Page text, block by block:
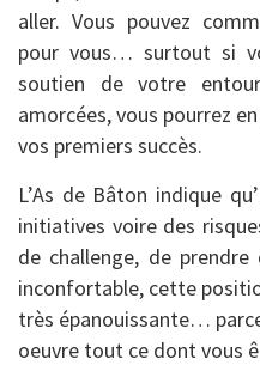
aller. Vous pouvez
pour vous… surtout si
soutien de votre
amorcées, vous pourrez
vos premiers succès.
L’As de Bâton indique
initiatives voire des
de challenge, de prendre
inconfortable, cette
très épanouissante…
oeuvre tout ce dont vous